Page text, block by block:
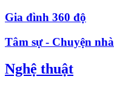
Gia đình 360 độ
Tâm sự - Chuyện nhà
Nghệ thuật